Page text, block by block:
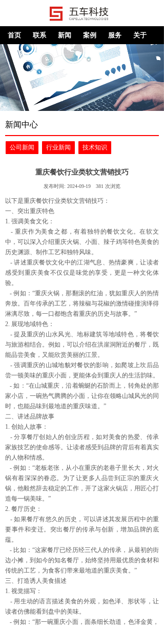
首页 联系 新闻 案例 服务 关于
新闻中心
公司新闻 行业新闻 技术知识
重庆餐饮行业类软文营销技巧
发布时间: 2024-09-19 381 次浏览
以下是重庆餐饮行业类软文营销技巧：
一、突出重庆特色
1. 强调美食文化：
- 重庆作为美食之都，有着独特的餐饮文化。在软文
中，可以深入介绍重庆火锅、小面、辣子鸡等特色美食的
历史渊源、制作工艺和独特风味。
- 讲述重庆餐饮文化中的江湖气息、热情豪爽，让读者
感受到重庆美食不仅仅是味觉的享受，更是一种文化体
验。
- 例如：“重庆火锅，那翻滚的红油，犹如重庆人的热情
奔放。百年传承的工艺，将辣椒与花椒的激情碰撞演绎得
淋漓尽致，每一口都饱含着重庆的历史与故事。”
2. 展现地域特色：
- 提及重庆的山水风光、地标建筑等地域特色，将餐饮
与旅游相结合。例如，可以介绍在洪崖洞附近的餐厅，既
能品尝美食，又能欣赏美丽的江景。
- 强调重庆的山城地貌对餐饮的影响，如爬坡上坎后品
尝一顿美味的重庆小面，更能体会到重庆人的生活韵味。
- 如：“在山城重庆，沿着蜿蜒的石阶而上，转角处的那
家小店，一碗热气腾腾的小面，让你在领略山城风光的同
时，也能品味到最地道的重庆味道。”
二、讲述品牌故事
1. 创始人故事：
- 分享餐厅创始人的创业历程，如对美食的热爱、传承
家族技艺的使命感等。让读者感受到品牌的背后有着真实
的人物和情感。
- 例如：“老板老张，从小在重庆的老巷子里长大，对火
锅有着深深的眷恋。为了让更多人品尝到正宗的重庆火
锅，他毅然辞去稳定的工作，开了这家火锅店，用匠心打
造每一锅美味。”
2. 餐厅历史：
- 如果餐厅有悠久的历史，可以讲述其发展历程中的重
要事件和变迁。突出餐厅的传承与创新，增加品牌的底
蕴。
- 比如：“这家餐厅已经历经三代人的传承，从最初的街
边小摊，到如今的知名餐厅，始终坚持用最优质的食材和
传统的工艺，为食客们带来最地道的重庆美食。”
三、打造诱人美食描述
1. 视觉描写：
- 用生动的语言描述美食的外观，如色泽、形状等，让
读者仿佛能看到盘中的美味。
- 例如：“那一碗重庆小面，面条细长劲道，色泽金黄，